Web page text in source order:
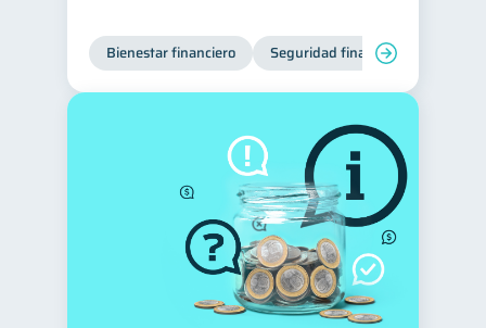
Bienestar financiero Seguridad financiera